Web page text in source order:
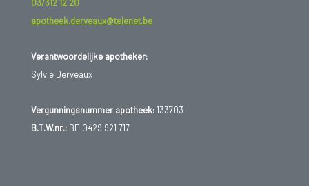
03/312 12 20
apotheek.derveaux@telenet.be
Verantwoordelijke apotheker:
Sylvie Derveaux
Vergunningsnummer apotheek:133703
B.T.W.nr.:BE 0429 921 717